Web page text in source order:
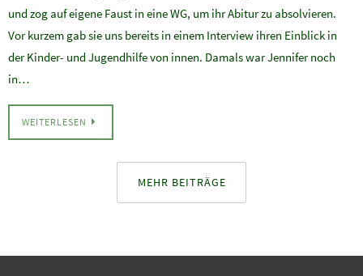
und zog auf eigene Faust in eine WG, um ihr Abitur zu absolvieren.
Vor kurzem gab sie uns bereits in einem Interview ihren Einblick in
der Kinder- und Jugendhilfe von innen. Damals war Jennifer noch
in…
WEITERLESEN
MEHR BEITRÄGE